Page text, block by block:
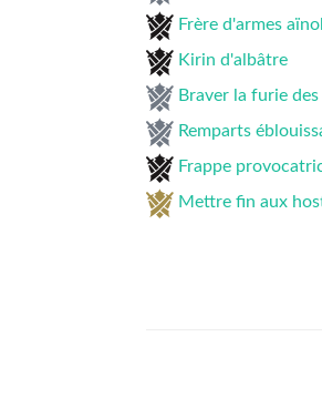
Frère d'armes
Kirin d'albâtre
Braver la furie des
Remparts
Frappe
Mettre fin aux